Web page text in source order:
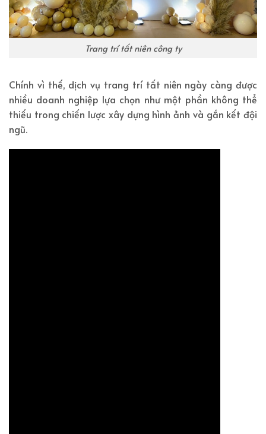
Trang trí tất niên công ty
Chính vì thế, dịch vụ trang trí tất niên ngày càng được
nhiều doanh nghiệp lựa chọn như một phần không thể
thiếu trong chiến lược xây dựng hình ảnh và gắn kết đội
ngũ.